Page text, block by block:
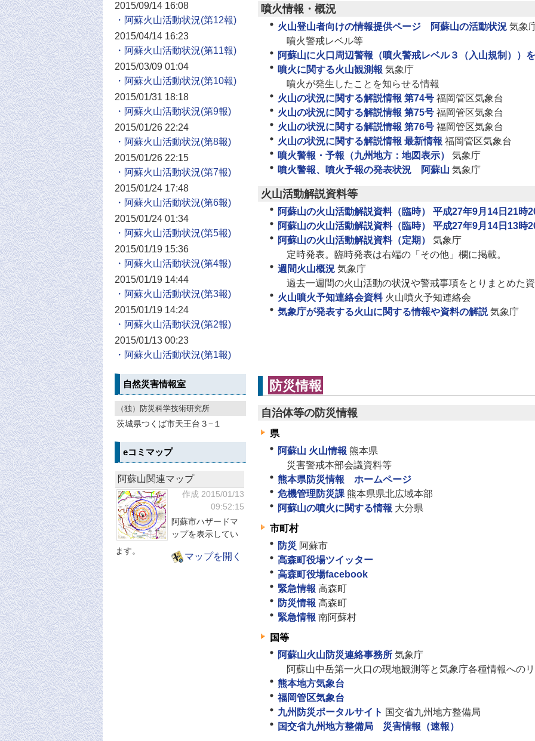
2015/09/14 16:08
・阿蘇火山活動状況
2015/04/14 16:23
・阿蘇火山活動状況
2015/03/09 01:04
・阿蘇火山活動状況
2015/01/31 18:18
・阿蘇火山活動状況
2015/01/26 22:24
・阿蘇火山活動状況
2015/01/26 22:15
・阿蘇火山活動状況
2015/01/24 17:48
・阿蘇火山活動状況
2015/01/24 01:34
・阿蘇火山活動状況
2015/01/19 15:36
・阿蘇火山活動状況
2015/01/19 14:44
・阿蘇火山活動状況
2015/01/19 14:24
・阿蘇火山活動状況
2015/01/13 00:23
・阿蘇火山活動状況
自然災害情報室
（独）防災科学技術研究所
茨城県つくば市天王台３−１
eコミマップ
阿蘇山関連マップ
作成 2015/01/13
09:52:15
マップを開く
阿蘇市ハザードマ
ップを表示してい
ます。
噴火情報・概況
火山登山者向けの情報提供ページ 阿蘇山の活動状況 気象
噴火警戒レベル等
阿蘇山に火口周辺警報（噴火警戒レベル３（入山規制））
噴火に関する火山観測報 気象庁
噴火が発生したことを知らせる情報
火山の状況に関する解説情報 第74号 福岡管区気象台
火山の状況に関する解説情報 第75号 福岡管区気象台
火山の状況に関する解説情報 第76号 福岡管区気象台
火山の状況に関する解説情報 最新情報 福岡管区気象台
噴火警報・予報（九州地方：地図表示）
気象庁
噴火警報、噴火予報の発表状況 阿蘇山 気象庁
火山活動解説資料等
阿蘇山の火山活動解説資料（臨時） 平成27年9月14日21時
阿蘇山の火山活動解説資料（臨時） 平成27年9月14日13時
阿蘇山の火山活動解説資料（定期）
気象庁
定時発表。臨時発表は右端の「その他」欄に掲載。
週間火山概況 気象庁
過去一週間の火山活動の状況や警戒事項をとりまとめた
火山噴火予知連絡会資料 火山噴火予知連絡会
気象庁が発表する火山に関する情報や資料の解説 気象庁
防災情報
自治体等の防災情報
県
阿蘇山 火山情報 熊本県
災害警戒本部会議資料等
熊本県防災情報 ホームページ
危機管理防災課 熊本県県北広域本部
阿蘇山の噴火に関する情報 大分県
市町村
防災 阿蘇市
高森町役場ツイッター
高森町役場facebook
緊急情報 高森町
防災情報 高森町
緊急情報 南阿蘇村
国等
阿蘇山火山防災連絡事務所 気象庁
阿蘇山中岳第一火口の現地観測等と気象庁各種情報への
熊本地方気象台
福岡管区気象台
九州防災ポータルサイト 国交省九州地方整備局
国交省九州地方整備局 災害情報（速報）